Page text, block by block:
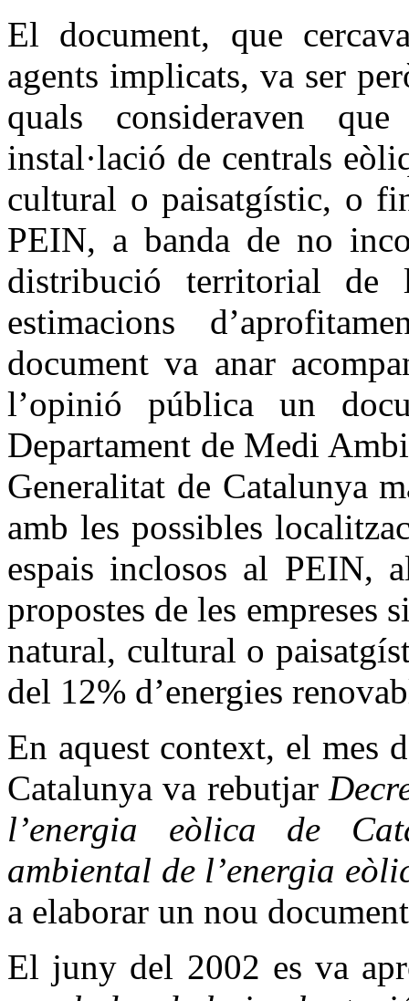
El document, que
agents implicats, va ser
quals consideraven
instal·lació de centrals
cultural o paisatgístic, o
PEIN, a banda de no
distribució territorial de
estimacions
document va anar
l’opinió pública un
Departament de Medi
Generalitat de Catalunya
amb les possibles
espais inclosos al PEIN,
propostes de les empreses
natural, cultural o
del 12% d’energies
En aquest context, el mes
Catalunya va rebutjarD
l’energia eòlica de
ambiental de l’energia
a elaborar un nou
El juny del 2002 es va